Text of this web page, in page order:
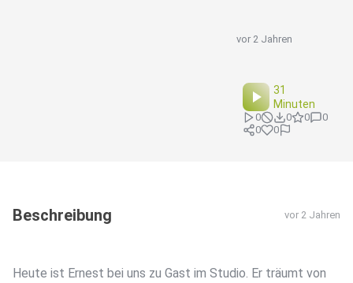
vor 2 Jahren
31
Minuten
0 0 0
0
0
0
Beschreibung vor 2 Jahren
Heute ist Ernest bei uns zu Gast im Studio. Er träumt von